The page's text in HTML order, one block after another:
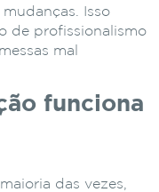
Isso
de profissionalismo
mal
funciona
das vezes,